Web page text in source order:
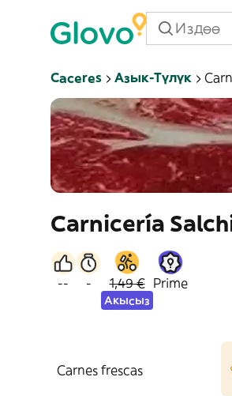
Caceres Азык-Түлүк
Carnicería
-- - 1,49 €
Акысыз
Prime
Carnes frescas